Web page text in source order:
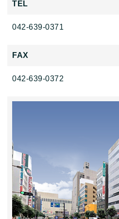
TEL
042-639-0371
FAX
042-639-0372